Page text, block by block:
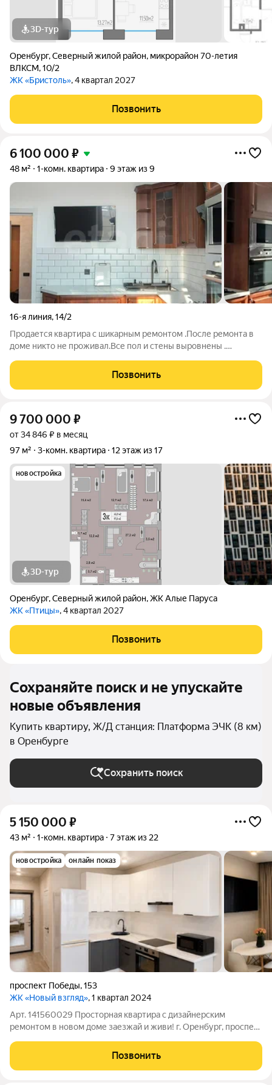
3D-тур
Оренбург,Северный жилой район, микрорайон 70-летия
ВЛКСМ,10/2
ЖК «Бристоль», 4 квартал 2027
Позвонить
6 100 000 ₽
48 м² 1-комн. квартира 9 этаж из 9
16-я линия,14/2
Продается квартира с шикарным ремонтом .После ремонта в
доме никто не проживал.Все пол и стены выровнены .
новая все остается. Площадь квартиры 48 кв.9 этаж .Красивый
вид из окна.Дом кирпичный
Позвонить
9 700 000 ₽
от 34 846 ₽ в месяц
97 м²
3-комн. квартира 12 этаж из 17
новостройка
3D-тур
Оренбург,Северный жилой район,ЖК Алые Паруса
ЖК «Птицы», 4 квартал 2027
Позвонить
Сохраняйте поиск и не упускайте
новые объявления
Купить квартиру, Ж/Д станция: Платформа ЭЧК (8 км)
в Оренбурге
Сохранить поиск
5 150 000 ₽
43 м² 1-комн. квартира 7 этаж из 22
новостройка онлайн показ
проспект Победы,153
ЖК «Новый взгляд», 1 квартал 2024
Арт. 141560029 Просторная квартира с дизайнерским
ремонтом в новом доме заезжай и живи! г. Оренбург, проспект
вариант мы предлагаем.
Позвонить